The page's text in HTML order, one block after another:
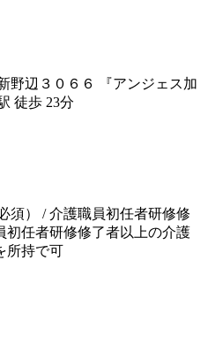
野辺３０６６ 『アンジェス加
徒歩 23分
須） / 介護職員初任者研修修
初任者研修修了者以上の介護
所持で可